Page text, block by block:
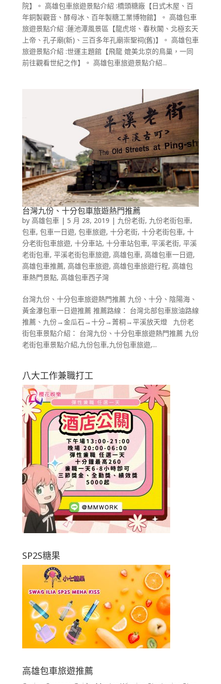
院】。 高雄包車旅遊景點介紹 :橋頭糖廠【日式木屋、百
年銅製觀音、酵母冰、百年製糖工業博物館】。 高雄包車
旅遊景點介紹 :蓮池潭風景區【龍虎塔、春秋閣、北極玄天
上帝、孔子廟(新)、三百多年孔廟崇聖祠(舊)】。 高雄包車
旅遊景點介紹 :世運主題館【飛龍 媲美北京的鳥巢，一同
前往觀看世紀之作】。 高雄包車旅遊景點介紹...
台灣九份、十分包車旅遊熱門推薦
by 高雄包車| 5 月 28, 2019 | 九份老街, 九份老街包車,
包車, 包車一日遊, 包車旅遊, 十分老街, 十分老街包車, 十
分老街包車旅遊, 十分車站, 十分車站包車, 平溪老街, 平溪
老街包車, 平溪老街包車旅遊, 高雄包車, 高雄包車一日遊,
高雄包車推薦, 高雄包車旅遊, 高雄包車旅遊行程, 高雄包
車熱門景點, 高雄包車西子灣
台灣九份、十分包車旅遊熱門推薦 九份、十分、陰陽海、
黃金瀑包車一日遊推薦 推薦路線： 台灣北部包車旅油路線
推薦、九份→金瓜石→十分→菁桐→平溪放天燈 九份老
街包車景點介紹： 台灣九份、十分包車旅遊熱門推薦 九份
老街包車景點介紹,九份包車,九份包車旅遊,...
八大工作兼職打工
SP2S糖果
高雄包車旅遊推薦